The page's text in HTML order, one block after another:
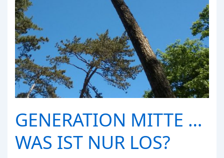
GENERATION MITTE …
WAS IST NUR LOS?